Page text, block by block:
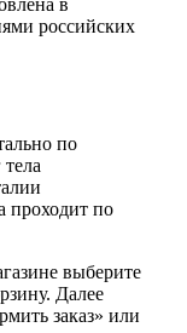
в
российских
по
проходит по
выберите
Далее
заказ» или